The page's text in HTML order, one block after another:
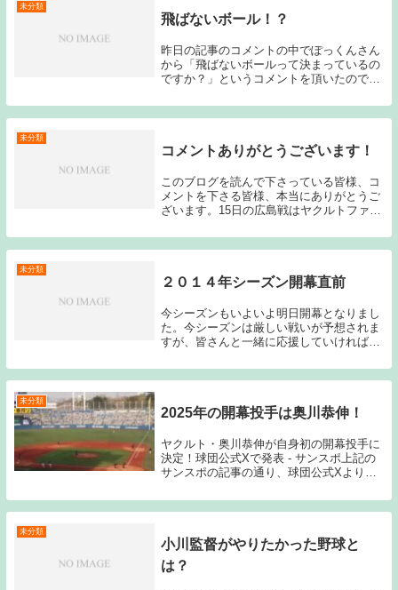
未分類
飛ばないボール！？
昨日の記事のコメントの中でぽっくんさん
から「飛ばないボールって決まっているの
ですか？」というコメントを頂いたので少
シーズン最初に「ボールが飛ばないので
は？」ということをはっきり記したのは4
未分類
コメントありがとうございます！
このブログを読んで下さっている皆様、コ
メントを下さる皆様、本当にありがとうご
ざいます。15日の広島戦はヤクルトファン
すが、そんなゲームの後にも励みになるよ
うなコメントを頂く事が出来ました。感謝
未分類
２０１４年シーズン開幕直前
今シーズンもいよいよ明日開幕となりまし
た。今シーズンは厳しい戦いが予想されま
すが、皆さんと一緒に応援していければと
が出来たりということがあり、昨シーズン
までのように更新できるかは分かりません
未分類
2025年の開幕投手は奥川恭伸！
ヤクルト・奥川恭伸が自身初の開幕投手に
決定！球団公式Xで発表 - サンスポ上記の
サンスポの記事の通り、球団公式Xより、
とが発表された。私自身は、開幕投手に奥
川が指名されることなど全く想定していな
未分類
小川監督がやりたかった野球と
は？